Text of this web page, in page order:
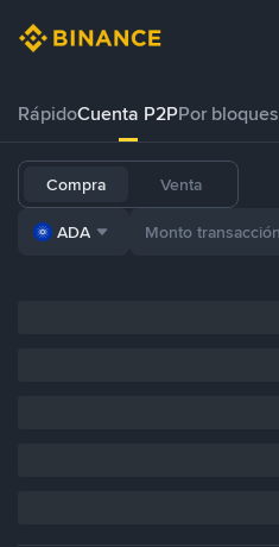
RápidoCuenta P2PPor bloques
Compra Venta
ADA